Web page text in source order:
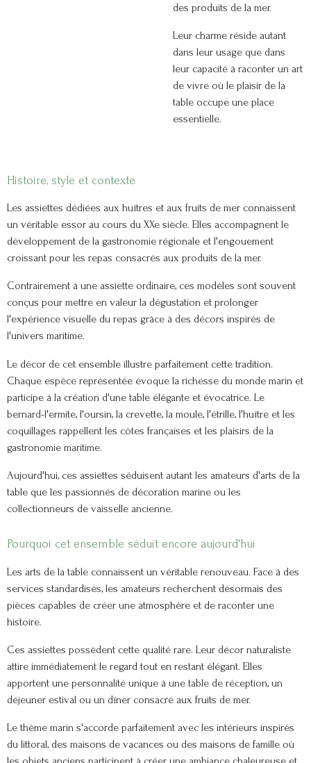
des produits de la mer.
Leur charme réside autant
dans leur usage que dans
leur capacité à raconter un art
de vivre où le plaisir de la
table occupe une place
essentielle.
Histoire, style et contexte
Les assiettes dédiées aux huîtres et aux fruits de mer connaissent
un véritable essor au cours du XXe siècle. Elles accompagnent le
développement de la gastronomie régionale et l'engouement
croissant pour les repas consacrés aux produits de la mer.
Contrairement à une assiette ordinaire, ces modèles sont souvent
conçus pour mettre en valeur la dégustation et prolonger
l'expérience visuelle du repas grâce à des décors inspirés de
l'univers maritime.
Le décor de cet ensemble illustre parfaitement cette tradition.
Chaque espèce représentée évoque la richesse du monde marin et
participe à la création d'une table élégante et évocatrice. Le
bernard-l'ermite, l'oursin, la crevette, la moule, l'étrille, l'huître et les
coquillages rappellent les côtes françaises et les plaisirs de la
gastronomie maritime.
Aujourd'hui, ces assiettes séduisent autant les amateurs d'arts de la
table que les passionnés de décoration marine ou les
collectionneurs de vaisselle ancienne.
Pourquoi cet ensemble séduit encore aujourd'hui
Les arts de la table connaissent un véritable renouveau. Face à des
services standardisés, les amateurs recherchent désormais des
pièces capables de créer une atmosphère et de raconter une
histoire.
Ces assiettes possèdent cette qualité rare. Leur décor naturaliste
attire immédiatement le regard tout en restant élégant. Elles
apportent une personnalité unique à une table de réception, un
déjeuner estival ou un dîner consacré aux fruits de mer.
Le thème marin s'accorde parfaitement avec les intérieurs inspirés
du littoral, des maisons de vacances ou des maisons de famille où